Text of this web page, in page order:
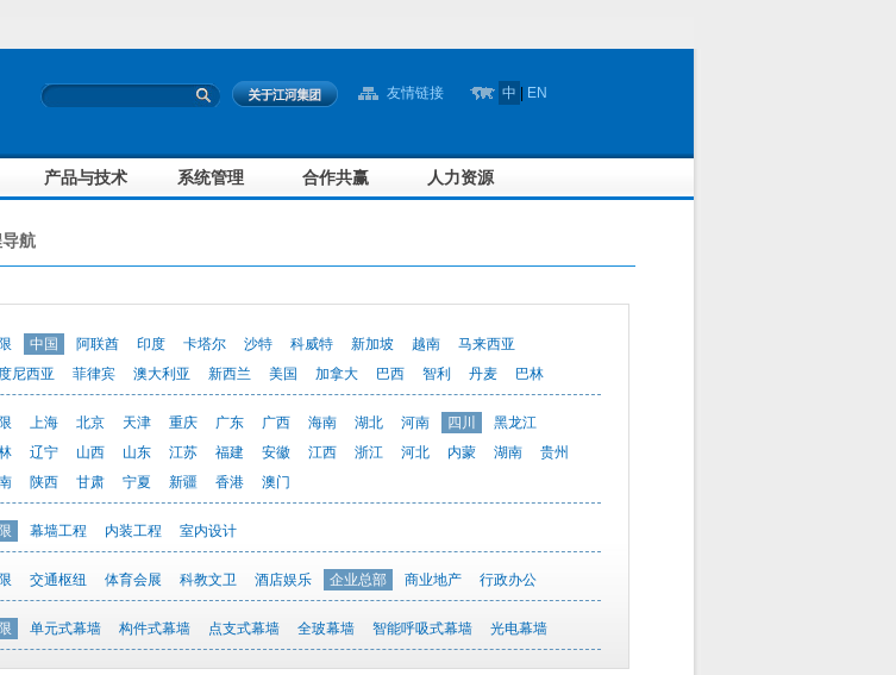
友情链接 中 EN
产品与技术 系统管理 合作共赢 人力资源
航
中国 阿联酋 印度 卡塔尔 沙特 科威特 新加坡 越南
马来西亚
尼西亚
菲律宾 澳大利亚 新西兰 美国 加拿大 巴西 智利 丹麦 巴林
上海 北京 天津 重庆 广东 广西 海南 湖北 河南 四川
黑龙江
辽宁 山西 山东 江苏 福建 安徽 江西 浙江 河北 内蒙 湖南
贵州
陕西 甘肃 宁夏 新疆 香港 澳门
幕墙工程 内装工程 室内设计
交通枢纽 体育会展 科教文卫 酒店娱乐 企业总部 商业地产 行政办公
单元式幕墙 构件式幕墙 点支式幕墙 全玻幕墙 智能呼吸式幕墙 光电幕墙